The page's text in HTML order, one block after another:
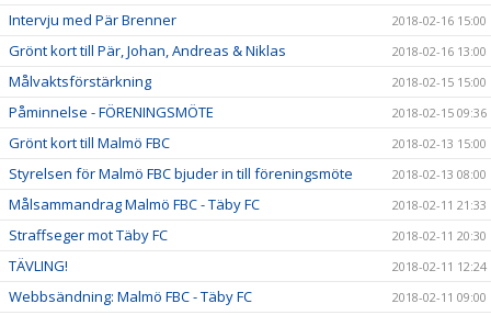
Intervju med Pär Brenner 2018-02-16 15:00
Grönt kort till Pär, Johan, Andreas & Niklas 2018-02-16 13:00
Målvaktsförstärkning 2018-02-15 15:00
Påminnelse - FÖRENINGSMÖTE 2018-02-15 09:36
Grönt kort till Malmö FBC 2018-02-13 15:00
Styrelsen för Malmö FBC bjuder in till föreningsmöte 2018-02-13 08:00
Målsammandrag Malmö FBC - Täby FC 2018-02-11 21:33
Straffseger mot Täby FC 2018-02-11 20:30
TÄVLING! 2018-02-11 12:24
Webbsändning: Malmö FBC - Täby FC 2018-02-11 09:00